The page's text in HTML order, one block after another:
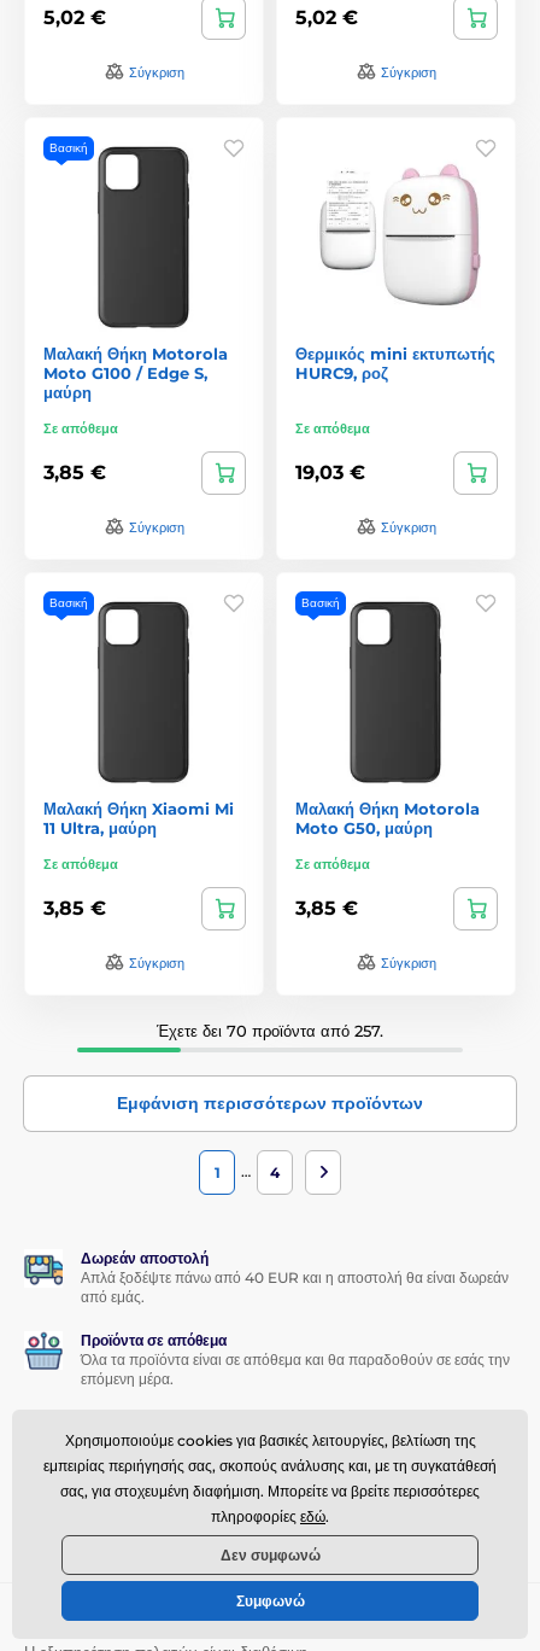
5,02 €
Σύγκριση
5,02 €
Σύγκριση
Βασική
Μαλακή Θήκη Motorola
Moto G100 / Edge S,
μαύρη
Σε απόθεμα
3,85 €
Σύγκριση
Θερμικός mini εκτυπωτής
HURC9, ροζ
Σε απόθεμα
19,03 €
Σύγκριση
Βασική
Μαλακή Θήκη Xiaomi Mi
11 Ultra, μαύρη
Σε απόθεμα
3,85 €
Σύγκριση
Βασική
Μαλακή Θήκη Motorola
Moto G50, μαύρη
Σε απόθεμα
3,85 €
Σύγκριση
Έχετε δει 70 προϊόντα από 257.
Εμφάνιση περισσότερων προϊόντων
1 … 4
Δωρεάν αποστολή
Απλά ξοδέψτε πάνω από 40 EUR και η αποστολή θα είναι δωρεάν
από εμάς.
Προϊόντα σε απόθεμα
Όλα τα προϊόντα είναι σε απόθεμα και θα παραδοθούν σε εσάς την
επόμενη μέρα.
Διαχειριζόμαστε τα πάντα μέσα σε λίγες ώρες – επιστροφές,
ερωτήσεις ή ανταλλαγές προϊόντων.
Πρόγραμμα αφοσίωσης
Προσφέρουμε ελκυστικές εκπτώσεις για πιστούς πελάτες.
Χρειάζεστε βοήθεια offline
Χρησιμοποιούμε cookies για βασικές λειτουργίες, βελτίωση της
εμπειρίας περιήγησής σας, σκοπούς ανάλυσης και, με τη συγκατάθεσή
σας, για στοχευμένη διαφήμιση. Μπορείτε να βρείτε περισσότερες
πληροφορίες εδώ.
Δεν συμφωνώ
Συμφωνώ